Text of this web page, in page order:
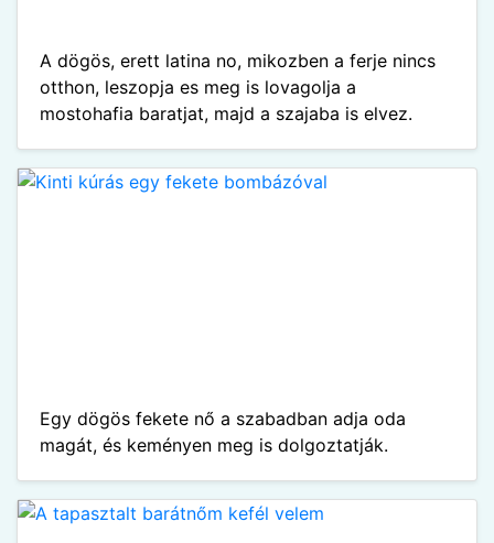
A dögös, erett latina no, mikozben a ferje nincs
otthon, leszopja es meg is lovagolja a
mostohafia baratjat, majd a szajaba is elvez.
Egy dögös fekete nő a szabadban adja oda
magát, és keményen meg is dolgoztatják.